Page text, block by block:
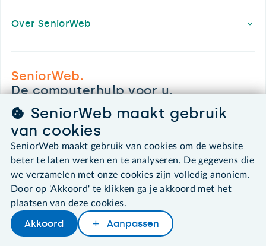
Later lezenDelenWoordenboek
Over SeniorWeb
SeniorWeb.
De computerhulp voor u.
leden@seniorweb.nl
©2026 SeniorWeb
Algemene voorwaarden
Cookies en cookie-instellingen
Disclaimer
SeniorWeb maakt gebruik
van cookies
SeniorWeb maakt gebruik van cookies om de website
beter te laten werken en te analyseren. De gegevens die
we verzamelen met onze cookies zijn volledig anoniem.
Door op 'Akkoord' te klikken ga je akkoord met het
plaatsen van deze cookies.
Akkoord Aanpassen